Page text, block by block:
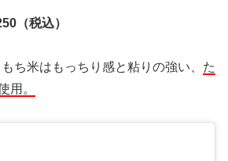
（税込）
もち米はもっちり感と粘りの強い、 た
用。